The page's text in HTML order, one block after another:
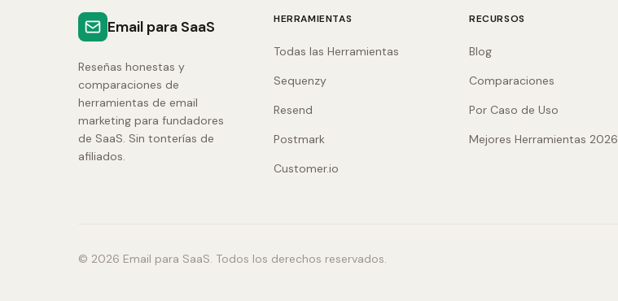
Email para SaaS
Reseñas honestas y
comparaciones de
herramientas de email
marketing para fundadores
de SaaS. Sin tonterías de
afiliados.
HERRAMIENTAS
Todas las Herramientas
Sequenzy
Resend
Postmark
Customer.io
RECURSOS
Blog
Comparaciones
Por Caso de Uso
Mejores Herramientas 2026
© 2026 Email para SaaS. Todos los derechos reservados.